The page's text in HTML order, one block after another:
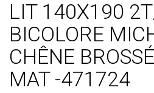
LIT 140X190
BICOLORE
CHÊNE
MAT -471724